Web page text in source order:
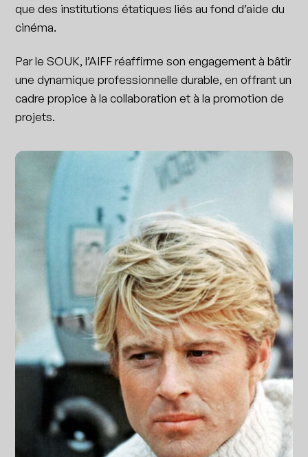
que des institutions étatiques liés au fond d’aide du
cinéma.
Par le SOUK, l’AIFF réaffirme son engagement à bâtir
une dynamique professionnelle durable, en offrant un
cadre propice à la collaboration et à la promotion de
projets.